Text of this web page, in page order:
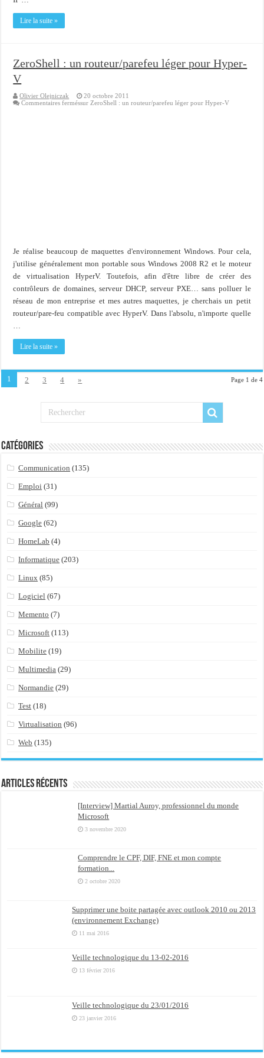
Lire la suite »
ZeroShell : un routeur/parefeu léger pour Hyper-
V
Olivier Olejniczak
20 octobre 2011
Commentaires ferméssur ZeroShell : un routeur/parefeu léger pour Hyper-V
Je réalise beaucoup de maquettes d'environnement Windows. Pour cela,
j'utilise généralement mon portable sous Windows 2008 R2 et le moteur
de virtualisation HyperV. Toutefois, afin d'être libre de créer des
contrôleurs de domaines, serveur DHCP, serveur PXE… sans polluer le
réseau de mon entreprise et mes autres maquettes, je cherchais un petit
routeur/pare-feu compatible avec HyperV. Dans l'absolu, n'importe quelle
Lire la suite »
Page 1 de 4
1 2 3 4 »
Catégories
Communication (135)
Emploi (31)
Général (99)
Google (62)
HomeLab (4)
Informatique (203)
Linux (85)
Logiciel (67)
Memento (7)
Microsoft (113)
Mobilite (19)
Multimedia (29)
Normandie (29)
Test (18)
Virtualisation (96)
Web (135)
Articles récents
[Interview] Martial Auroy, professionnel du monde
Microsoft
3 novembre 2020
Comprendre le CPF, DIF, FNE et mon compte
formation...
2 octobre 2020
Supprimer une boite partagée avec outlook 2010 ou 2013
(environnement Exchange)
11 mai 2016
Veille technologique du 13-02-2016
13 février 2016
Veille technologique du 23/01/2016
23 janvier 2016